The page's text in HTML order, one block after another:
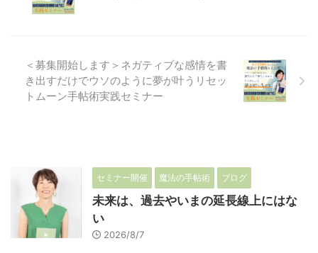
＜募集開始します＞ネガティブな感情を書
き出すだけでウソのように夢が叶うリセッ
トムーン手帖術実践セミナー
セミナー開催 魔法の手帖術 ブログ
未来は、過去やいまの延長線上にはな
い
2026/8/7